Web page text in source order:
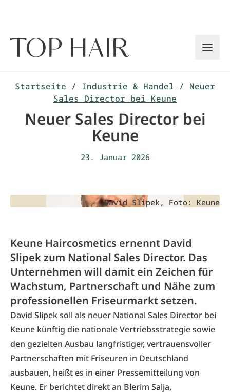
Startseite / Industrie & Handel / Neuer
Sales Director bei Keune
Neuer Sales Director bei
Keune
23. Januar 2026
David Slipek, Foto: Keune
Keune Haircosmetics ernennt David
Slipek zum National Sales Director. Das
Unternehmen will damit ein Zeichen für
Wachstum, Partnerschaft und Nähe zum
professionellen Friseurmarkt setzen.
David Slipek soll als neuer National Sales Director bei
Keune künftig die nationale Vertriebsstrategie sowie
den gezielten Ausbau langfristiger, vertrauensvoller
Partnerschaften mit Friseuren in Deutschland
ausbauen, heißt es in einer Pressemitteilung von
Keune. Er berichtet direkt an Blerim Salja,